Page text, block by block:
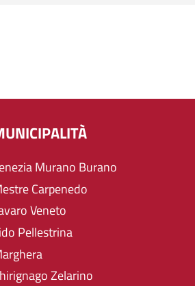
Murano Burano
Mestre Carpenedo
Veneto
Lido Pellestrina
Marghera
Chirignago Zelarino